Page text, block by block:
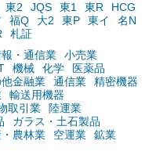
東2 JQS 東1 東R
HCG
福Q 大2 東P 東イ
名N
札証
・通信業
小売業
機械 化学
医薬品
金融業 通信業
精密機器
輸送用機器
取引業
陸運業
ガラス・土石製品
農林業 空運業
鉱業